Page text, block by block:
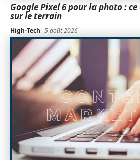
Google Pixel 6 pour la photo :
sur le terrain
High-Tech 5 août 2026